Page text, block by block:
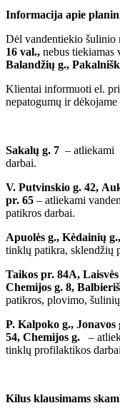
Informacija apie
Dėl vandentiekio šulinio
16 val., nebus tiekiamas
Balandžių g.,
Klientai informuoti el.
nepatogumų ir
Sakalų g. 7 – atliekami
darbai.
V. Putvinskio g. 42,
pr. 65 – atliekami
patikros darbai.
Apuolės g., Kėdainių
tinklų patikra, sklendžių
Taikos pr. 84A,
Chemijos g. 8,
patikros, plovimo,
P. Kalpoko g., Jonavos
54, Chemijos g.
–
tinklų profilaktikos
Kilus klausimams